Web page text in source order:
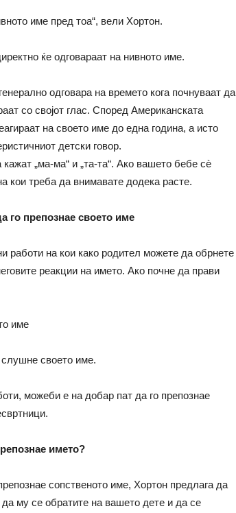
име пред тоа“, вели Хортон.
ќе одговараат на нивното име.
одговара на времето кога почнуваат да
со својот глас. Според Американската
на своето име до една година, а исто
детски говор.
„ма-ма“ и „та-та“. Ако вашето бебе сè
кои треба да внимавате додека расте.
го препознае своето име
работи на кои како родител можете да обрнете
реакции на името. Ако почне да прави
име
своето име.
можеби е на добар пат да го препознае
името?
сопственото име, Хортон предлага да
му се обратите на вашето дете и да се